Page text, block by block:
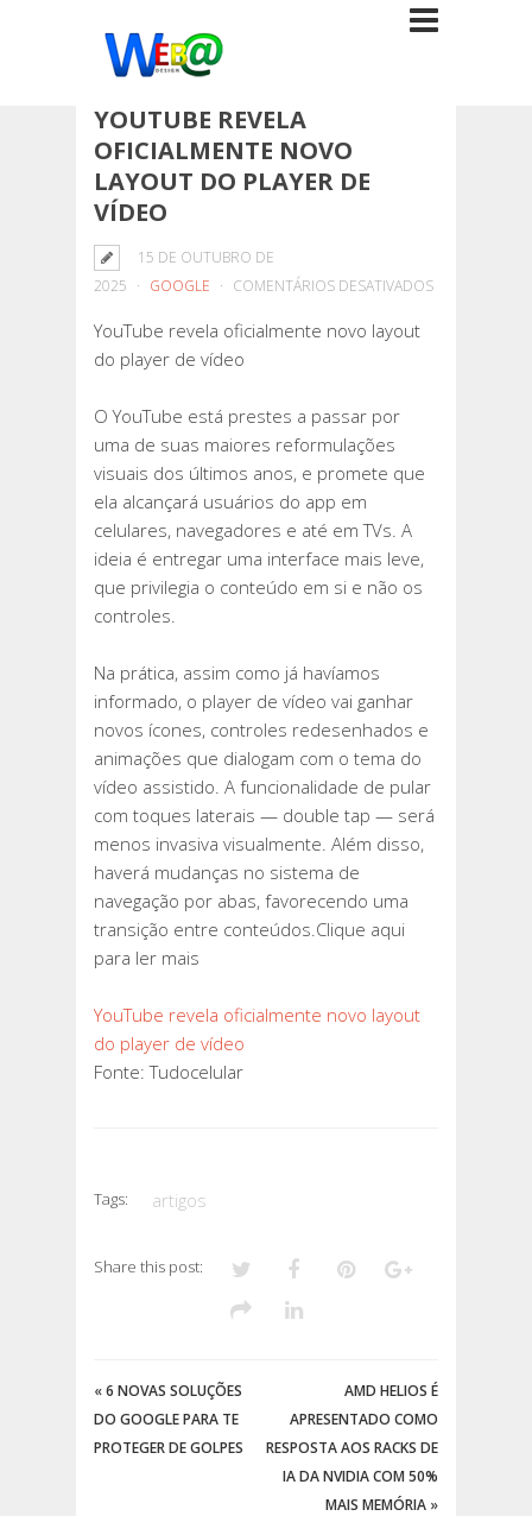
YOUTUBE REVELA
OFICIALMENTE NOVO
LAYOUT DO PLAYER DE
VÍDEO
15 DE OUTUBRO DE
2025
GOOGLE COMENTÁRIOS DESATIVADOSEM
YouTube revela oficialmente novo layout
do player de vídeo
O YouTube está prestes a passar por
uma de suas maiores reformulações
visuais dos últimos anos, e promete que
ela alcançará usuários do app em
celulares, navegadores e até em TVs. A
ideia é entregar uma interface mais leve,
que privilegia o conteúdo em si e não os
controles.
Na prática, assim como já havíamos
informado, o player de vídeo vai ganhar
novos ícones, controles redesenhados e
animações que dialogam com o tema do
vídeo assistido. A funcionalidade de pular
com toques laterais — double tap — será
menos invasiva visualmente. Além disso,
haverá mudanças no sistema de
navegação por abas, favorecendo uma
transição entre conteúdos.Clique aqui
para ler mais
YouTube revela oficialmente novo layout
do player de vídeo
Fonte: Tudocelular
Tags: artigos
Share this post:
«6 NOVAS SOLUÇÕES
DO GOOGLE PARA TE
PROTEGER DE GOLPES
AMD HELIOS É
APRESENTADO COMO
RESPOSTA AOS RACKS DE
IA DA NVIDIA COM 50%
MAIS MEMÓRIA »